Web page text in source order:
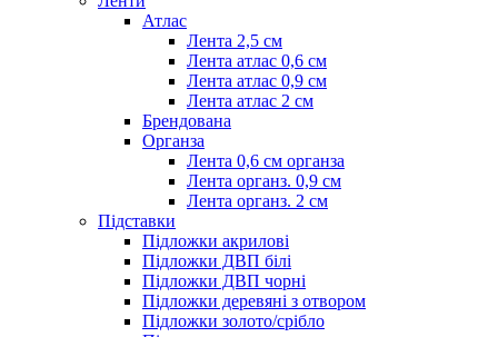
Атлас
Лента 2,5 см
Лента атлас 0,6 см
Лента атлас 0,9 см
Лента атлас 2 см
Брендована
Органза
Лента 0,6 см органза
Лента органз. 0,9 см
Лента органз. 2 см
Підставки
Підложки акрилові
Підложки ДВП білі
Підложки ДВП чорні
Підложки деревяні з отвором
Підложки золото/срібло